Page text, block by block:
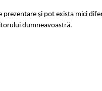
și pot exista mici
dumneavoastră.